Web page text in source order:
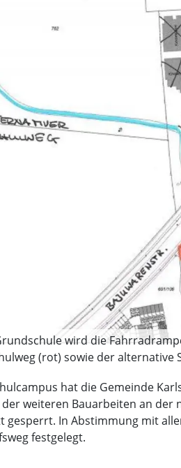
wird die
(rot) sowie der alternative
hat die Gemeinde
weiteren Bauarbeiten an
In Abstimmung mit
festgelegt.